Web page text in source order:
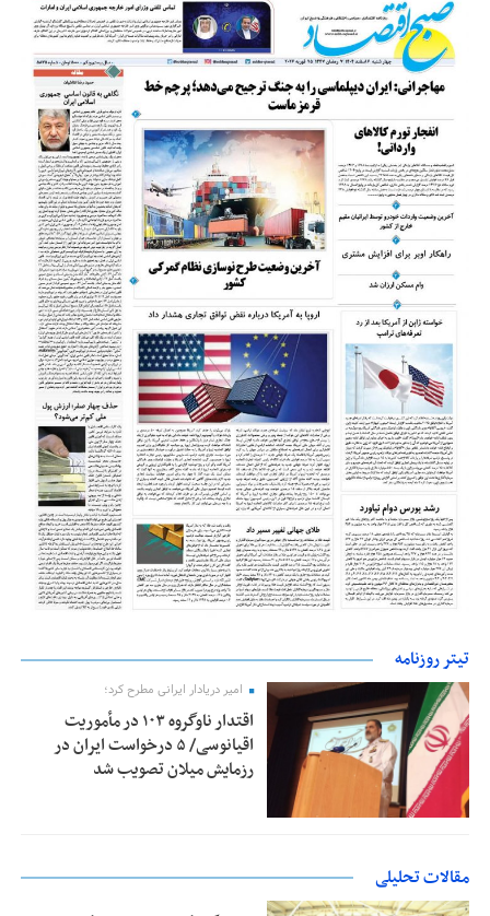
تیتر روزنامه
امیر دریادار ایرانی مطرح کرد؛
اقتدار ناوگروه ۱۰۳ در مأموریت‌
اقیانوسی/ ۵ درخواست ایران در
رزمایش میلان تصویب شد
مقالات تحلیلی